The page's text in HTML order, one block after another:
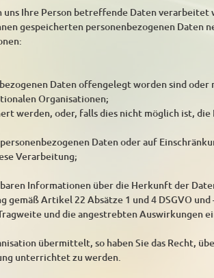
uns Ihre Person betreffende Daten verarbeitet
gespeicherten personenbezogenen Daten
Daten offengelegt worden sind oder
Organisationen;
werden, oder, falls dies nicht möglich ist,
Daten oder auf
Verarbeitung;
Informationen über die Herkunft der
Artikel 22 Absätze 1 und 4 DSGVO und
und die angestrebten Auswirkungen
übermittelt, so haben Sie das Recht,
unterrichtet zu werden.